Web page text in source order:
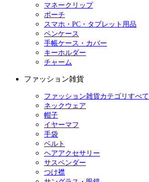
マネークリップ
ポーチ
スマホ・PC・タブレット用品
ペンケース
手帳ケース・カバー
キーホルダー
チャーム
ファッション雑貨
ファッション雑貨カテゴリすべて
ネックウェア
帽子
イヤーマフ
手袋
ベルト
ヘアアクセサリー
サスペンダー
つけ襟